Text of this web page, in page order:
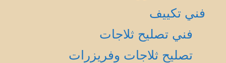
فني تكييف
فني تصليح ثلاجات
تصليح ثلاجات وفريزرات